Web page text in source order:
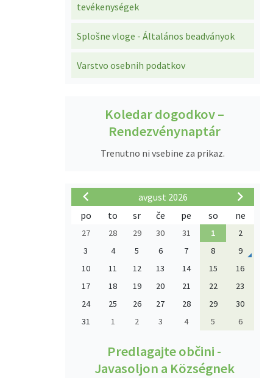
tevékenységek
Splošne vloge - Általános beadványok
Varstvo osebnih podatkov
Koledar dogodkov –
Rendezvénynaptár
Trenutno ni vsebine za prikaz.
avgust 2026
po
to sr če pe so ne
27 28 29 30 31 1
2
3
4 5 6 7 8
9
10
11 12 13 14 15
16
17
18 19 20 21 22
23
24
25 26 27 28 29
30
31
1 2 3 4 5 6
Predlagajte občini -
Javasoljon a Községnek